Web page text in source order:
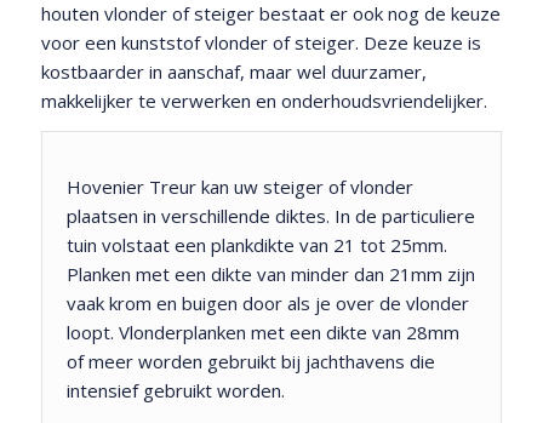
houten vlonder of steiger bestaat er ook nog de keuze
voor een kunststof vlonder of steiger. Deze keuze is
kostbaarder in aanschaf, maar wel duurzamer,
makkelijker te verwerken en onderhoudsvriendelijker.
Hovenier Treur kan uw steiger of vlonder
plaatsen in verschillende diktes. In de particuliere
tuin volstaat een plankdikte van 21 tot 25mm.
Planken met een dikte van minder dan 21mm zijn
vaak krom en buigen door als je over de vlonder
loopt. Vlonderplanken met een dikte van 28mm
of meer worden gebruikt bij jachthavens die
intensief gebruikt worden.